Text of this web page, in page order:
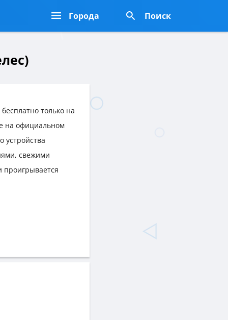
Города Поиск
только на
на официальном
устройства
свежими
проигрывается